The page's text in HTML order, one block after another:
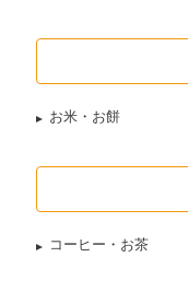
お米・お餅
コーヒー・お茶